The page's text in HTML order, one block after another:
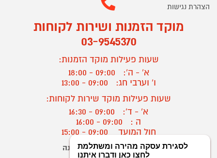
הצהרת נגישות
מוקד הזמנות ושירות לקוחות
03-9545370
שעות פעילות מוקד הזמנות:
א' - ה':
09:00 - 18:00
ו' וערבי חג:
09:00 - 13:00
שעות פעילות מוקד שירות לקוחות:
א' - ד':
09:00 - 16:30
ה :
09:00 - 16:00
חול המועד
? יצירת קשר/ביטול הזמנה